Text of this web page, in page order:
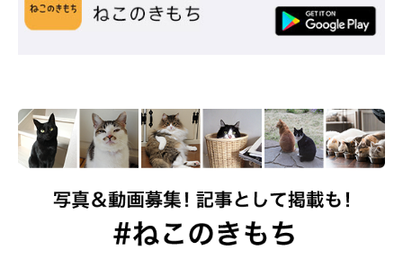
もこの方法を取り入れてみてくださいね。
参考／「ねこのきもち」2018年4月号『春は猫もソワソワ、ワク
ワク。猫の恋劇場』（監修：哺乳類学者 川崎市環境影響評価審
議会委員 「ねこの博物館」館長 日本動物科学研究所所長 今泉忠
明先生、獣医師 菊池亜都子先生）